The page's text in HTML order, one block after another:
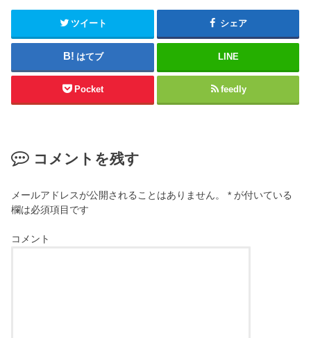
ツイート シェア
はてブ LINE
Pocket feedly
コメントを残す
メールアドレスが公開されることはありません。 * が付いている
欄は必須項目です
コメント